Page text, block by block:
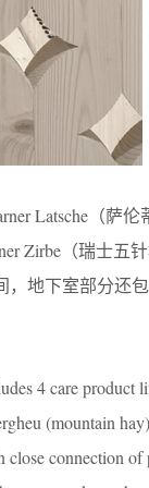
Latsche（萨伦
Zirbe（瑞士五
，地下室部分还
4 care product
(mountain
close connection of